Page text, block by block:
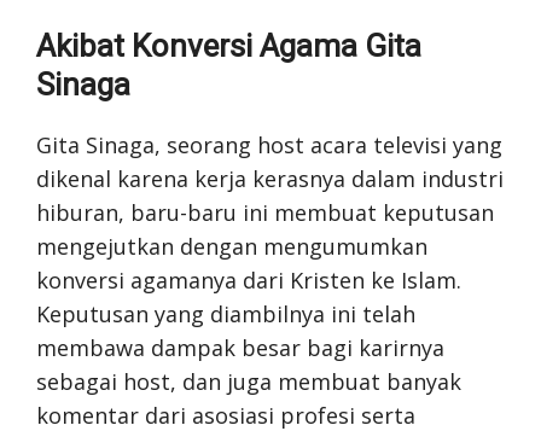
Akibat Konversi Agama Gita
Sinaga
Gita Sinaga, seorang host acara televisi yang
dikenal karena kerja kerasnya dalam industri
hiburan, baru-baru ini membuat keputusan
mengejutkan dengan mengumumkan
konversi agamanya dari Kristen ke Islam.
Keputusan yang diambilnya ini telah
membawa dampak besar bagi karirnya
sebagai host, dan juga membuat banyak
komentar dari asosiasi profesi serta